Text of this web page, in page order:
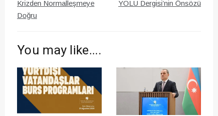
Krizden Normalleşmeye
Doğru
YOLU Dergisi’nin Önsözü
You may like....